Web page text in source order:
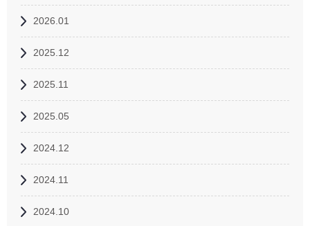
2026.01
2025.12
2025.11
2025.05
2024.12
2024.11
2024.10